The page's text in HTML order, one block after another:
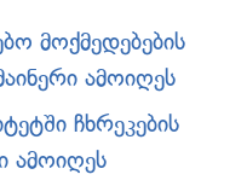
მოქმედებების
ამოიღეს
ჩხრეკების
ამოიღეს